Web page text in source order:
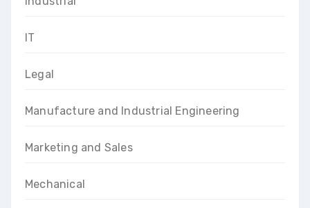
IT
Legal
Manufacture and Industrial Engineering
Marketing and Sales
Mechanical